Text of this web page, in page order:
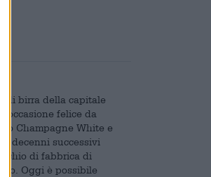
di birra della capitale
felice da
o Champagne White e
decenni successivi
di fabbrica di
Oggi è possibile